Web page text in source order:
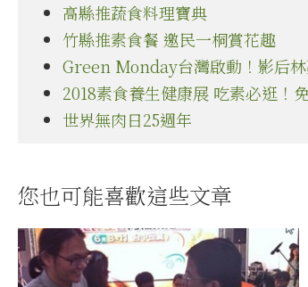
高縣推蔬食料理寶典
竹縣推素食餐 邀民一桐賞花趣
Green Monday台灣啟動！影后
2018素食養生健康展 吃素必逛！
世界無肉日25週年
您也可能喜歡這些文章